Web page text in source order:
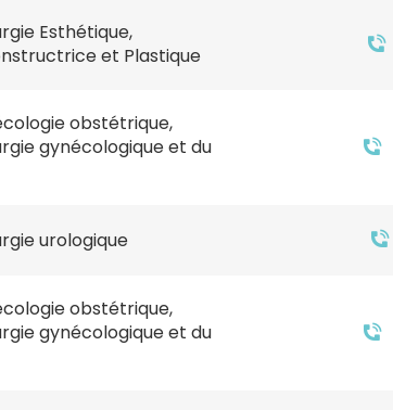
Esthétique,
et Plastique
obstétrique,
gynécologique et du
urologique
obstétrique,
gynécologique et du